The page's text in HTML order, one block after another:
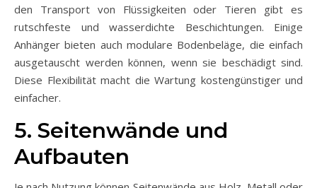
den Transport von Flüssigkeiten oder Tieren gibt es
rutschfeste und wasserdichte Beschichtungen. Einige
Anhänger bieten auch modulare Bodenbeläge, die einfach
ausgetauscht werden können, wenn sie beschädigt sind.
Diese Flexibilität macht die Wartung kostengünstiger und
einfacher.
5. Seitenwände und
Aufbauten